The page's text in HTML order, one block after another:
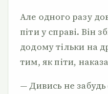
Але одного разу
піти у справі. Він
додому тільки на
тим, як піти,
— Дивись не забудь